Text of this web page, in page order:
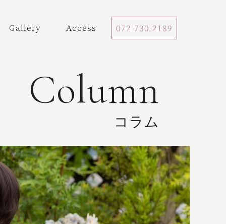
Gallery Access 072-730-2189
Column
コラム